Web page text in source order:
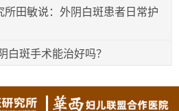
所田敏说：外阴白斑患者日常护
白斑手术能治好吗？